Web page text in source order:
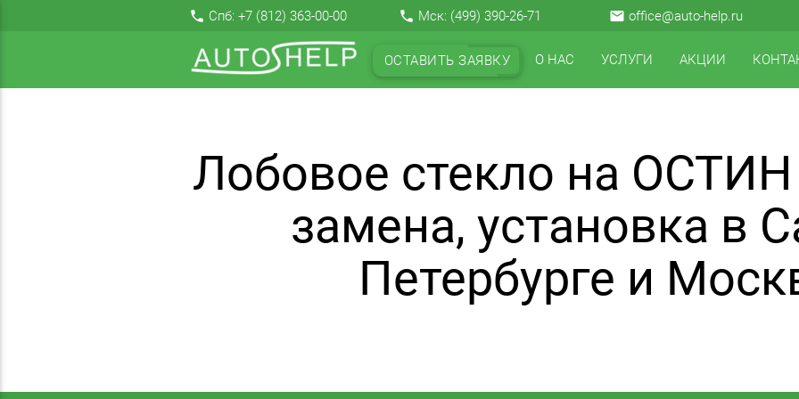
local_phone Спб: +7 (812) 363-00-00 local_phone Мск: (499) 390-26-71 email office@auto-help.ru
ОСТАВИТЬ ЗАЯВКУ О НАС УСЛУГИ АКЦИИ
Лобовое стекло на ОСТИН
замена, установка в
Петербурге и